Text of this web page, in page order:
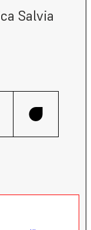
Salvia